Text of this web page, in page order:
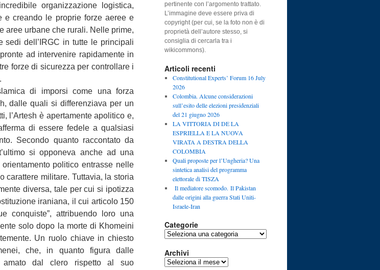
organizzazione logistica,
e creando le proprie forze aeree e
aree urbane che rurali. Nelle prime,
sedi dell’IRGC in tutte le principali
ad intervenire rapidamente in
forze di sicurezza per controllare i
di imporsi come una forza
dalle quali si differenziava per un
l’Artesh è apertamente apolitico e,
di essere fedele a qualsiasi
Secondo quanto raccontato da
si opponeva anche ad una
politico entrasse nelle
carattere militare. Tuttavia, la storia
diversa, tale per cui si ipotizza
iraniana, il cui articolo 150
conquiste”, attribuendo loro una
solo dopo la morte di Khomeini
Un ruolo chiave in chiesto
che, in quanto figura dalle
dal clero rispetto al suo
pertinente con l’argomento trattato.
L’immagine deve essere priva di
copyright (per cui, se la foto non è di
proprietà dell’autore stesso, si
consiglia di cercarla tra i
wikicommons).
Articoli recenti
Constitutional Experts’ Forum 16 July
2026
Colombia. Alcune considerazioni
sull’esito delle elezioni presidenziali
del 21 giugno 2026
LA VITTORIA DI DE LA
ESPRIELLA E LA NUOVA
VIRATA A DESTRA DELLA
COLOMBIA
Quali proposte per l’Ungheria? Una
sintetica analisi del programma
elettorale di TISZA
Il mediatore scomodo. Il Pakistan
dalle origini alla guerra Stati Uniti-
Israele-Iran
Categorie
Categorie
Archivi
Archivi